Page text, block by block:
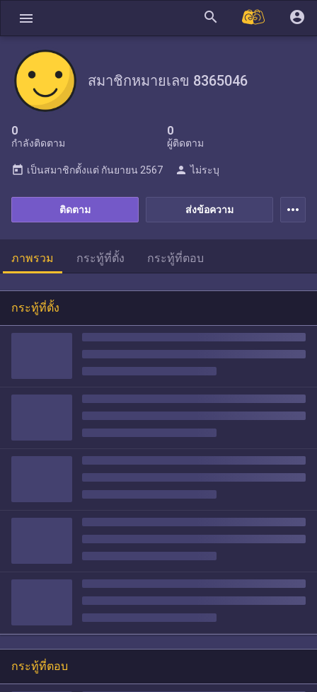
menu search account_circle
สมาชิกหมายเลข 8365046
0
กำลังติดตาม
0
ผู้ติดตาม
ส่งข้อความ
ติดตาม
today เป็นสมาชิกตั้งแต่ กันยายน 2567 person ไม่ระบุ
more_horiz
ภาพรวม กระทู้ที่ตั้ง กระทู้ที่ตอบ
กระทู้ที่ตั้ง
กระทู้ที่ตอบ